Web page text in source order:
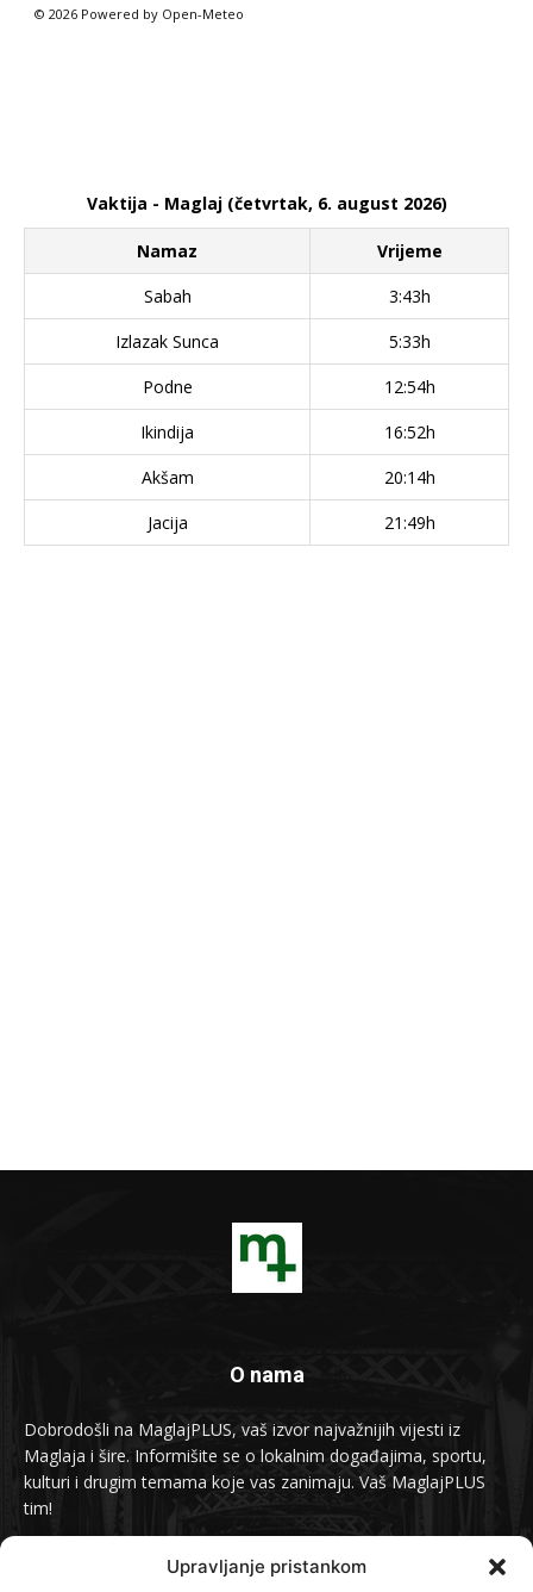
Upravljanje pristankom
© 2026 Powered by Open-Meteo
Vaktija - Maglaj (četvrtak, 6. august 2026)
Namaz
Vrijeme
Sabah
3:43h
Izlazak Sunca
5:33h
Podne
12:54h
Ikindija
16:52h
Akšam
20:14h
Jacija
21:49h
O nama
Dobrodošli na MaglajPLUS, vaš izvor najvažnijih vijesti iz
Maglaja i šire. Informišite se o lokalnim događajima, sportu,
kulturi i drugim temama koje vas zanimaju. Vaš MaglajPLUS
tim!
info@maglajplus.ba